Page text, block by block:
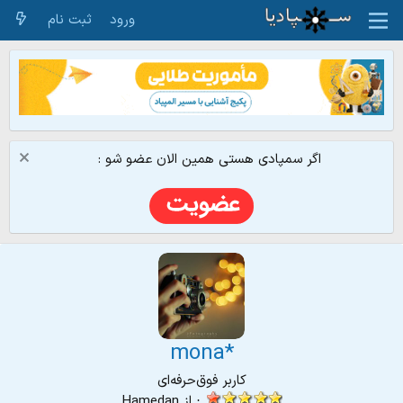
ورود ثبت نام
اگر سمپادی هستی همین الان عضو شو :
mona*
کاربر فوق‌حرفه‌ای